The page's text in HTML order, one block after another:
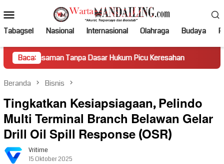
ke
kontenMobile
Tabagsel Nasional Internasional Olahraga Budaya
Baca:
Tanpa Dasar Hukum Picu Keresahan Truk Miring
Beranda Bisnis
Tingkatkan Kesiapsiagaan, Pelindo
Multi Terminal Branch Belawan Gelar
Drill Oil Spill Response (OSR)
Vritime
15 Oktober 2025